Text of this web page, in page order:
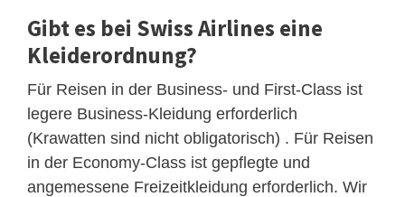
Gibt es bei Swiss Airlines eine
Kleiderordnung?
Für Reisen in der Business- und First-Class ist
legere Business-Kleidung erforderlich
(Krawatten sind nicht obligatorisch) . Für Reisen
in der Economy-Class ist gepflegte und
angemessene Freizeitkleidung erforderlich. Wir